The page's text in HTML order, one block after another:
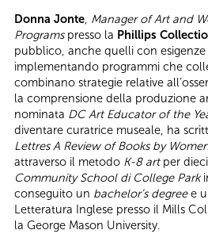
Donna Jonte, Manager of Art and
Programspresso la Phillips
pubblico, anche quelli con
implementando programmi che
combinano strategie relative
la comprensione della produzione
nominata DC Art Educator of the
diventare curatrice museale, ha
Lettres A Review of Books by
attraverso il metodo K-8 artper
Community School di College Park
conseguito un bachelor’s degreee
Letteratura Inglese presso il Mills
la George Mason University.